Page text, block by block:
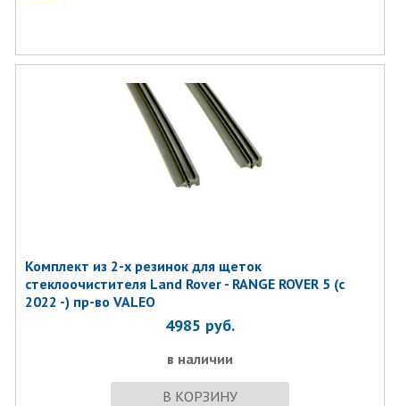
Комплект из 2-х резинок для щеток
стеклоочистителя Land Rover - RANGE ROVER 5 (с
2022 -) пр-во VALEO
4985 руб.
в наличии
В КОРЗИНУ